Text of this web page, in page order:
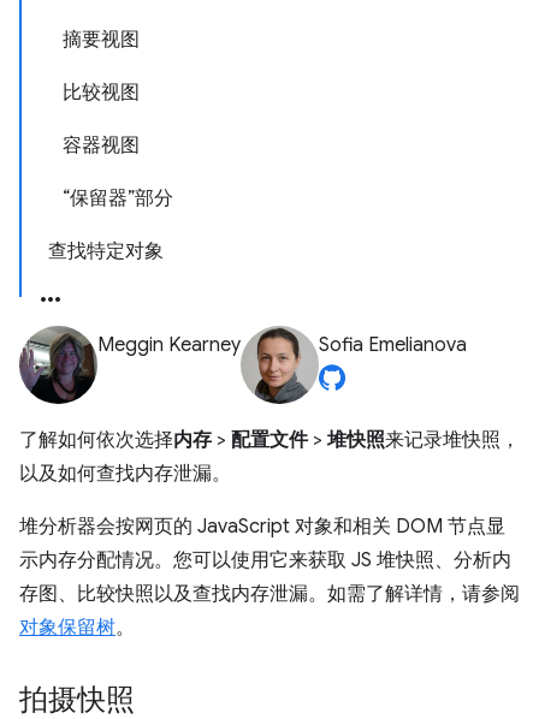
摘要视图
比较视图
容器视图
“保留器”部分
查找特定对象
Meggin Kearney Sofia Emelianova
了解如何依次选择内存 > 配置文件> 堆快照来记录堆快照，
以及如何查找内存泄漏。
堆分析器会按网页的 JavaScript 对象和相关 DOM 节点显
示内存分配情况。您可以使用它来获取 JS 堆快照、分析内
存图、比较快照以及查找内存泄漏。如需了解详情，请参阅
对象保留树。
拍摄快照